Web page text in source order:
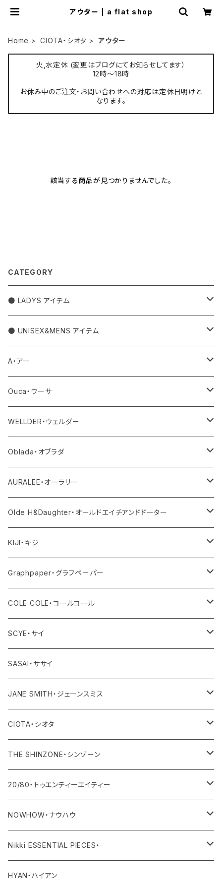
アウター | a flat shop
Home CIOTA・シオタ アウター
火,水定休 (変更はブログにてお知らせしてます）
12時〜18時
お休み中のご注文・お問い合わせへの対応は定休日明けと
なります。
該当する商品が見つかりませんでした。
CATEGORY
● LADYS アイテム
アウター
トップス
カットソー
シャツ
ボトム
デニム
その他パンツ
ワンピース・サロペット
その他
帽子
シューズ
● UNISEX&MENS アイテム
アウター
トップス
ボトム
サロペット・オールインワン
その他
A・アー
バッグ
その他
Ouca・ウーサ
アクセサリー
WELLDER・ウェルダー
アウター
トップス
トップス
ボトム
ワンピース・オールインワン
その他
Oblada・オブラダ
アウター
トップス
ボトム
ワンピース・サロペット
その他
AURALEE・オーラリー
アウター
トップス
ボトム
ワンピース・オールインワン
その他
Olde H&Daughter・オールドエイチアンドドーター
アウター
トップス
ボトム
ワンピース・オールインワン
その他
KIJI・キジ
アウター
トップス
ボトム
ワンピース・オールインワン
その他
Graphpaper・グラフペーパー
アウター
トップス
ボトム
ワンピース・オールインワン
その他
COLE COLE・コールコール
サンダル
SCYE・サイ
アウター
トップス
ボトム
ワンピース・サロペット
その他
SASAI・ササイ
JANE SMITH・ジェーンスミス
アウター
トップス
ボトム
ワンピース・サロペット
その他
CIOTA・シオタ
アウター
トップス
ボトム
ワンピース・サロペット
その他
THE SHINZONE・シンゾーン
アウター
トップス
ボトム
デニム
ワンピース・サロペット
20/80・トゥエンティーエイティー
バッグ
その他
NOWHOW・ナウハウ
バッグ
その他
Nikki ESSENTIAL PIECES・
アウター
HYAN・ハイアン